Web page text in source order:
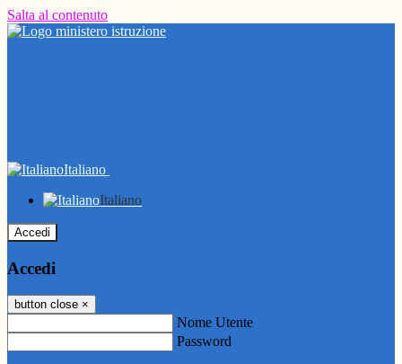
Salta al contenuto
Italiano
Italiano
Accedi
Accedi
button close ×
Nome Utente
Password